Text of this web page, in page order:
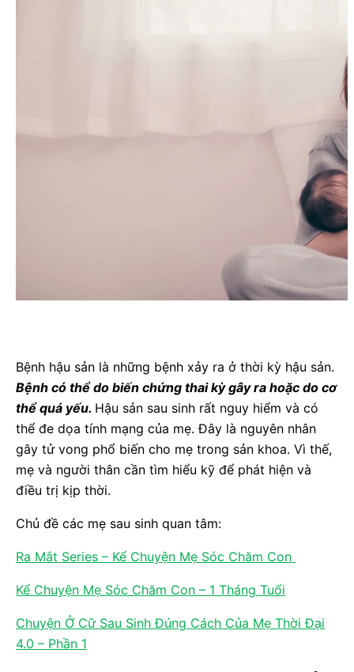
Bệnh hậu sản là những bệnh xảy ra ở thời kỳ hậu sản.
Bệnh có thể do biến chứng thai kỳ gây ra hoặc do cơ
thể quá yếu. Hậu sản sau sinh rất nguy hiểm và có
thể đe dọa tính mạng của mẹ. Đây là nguyên nhân
gây tử vong phổ biến cho mẹ trong sản khoa. Vì thế,
mẹ và người thân cần tìm hiểu kỹ để phát hiện và
điều trị kịp thời.
Chủ đề các mẹ sau sinh quan tâm:
Ra Mắt Series – Kể Chuyện Mẹ Sóc Chăm Con
Kể Chuyện Mẹ Sóc Chăm Con – 1 Tháng Tuổi
Chuyện Ở Cữ Sau Sinh Đúng Cách Của Mẹ Thời Đại
4.0 – Phần 1